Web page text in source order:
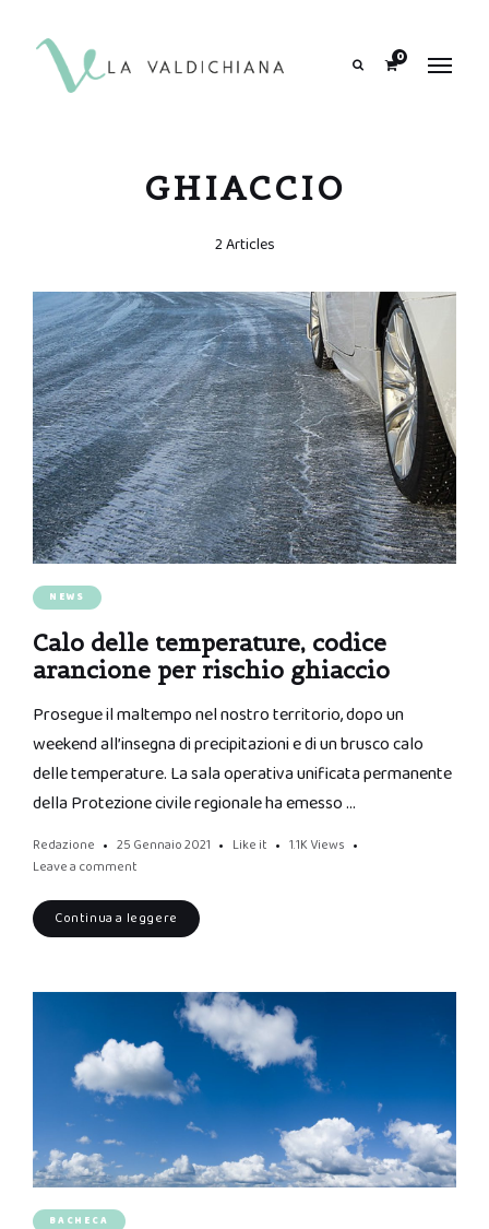
0
GHIACCIO
2 Articles
NEWS
Calo delle temperature, codice
arancione per rischio ghiaccio
Prosegue il maltempo nel nostro territorio, dopo un
weekend all’insegna di precipitazioni e di un brusco calo
delle temperature. La sala operativa unificata permanente
della Protezione civile regionale ha emesso …
Redazione 25 Gennaio 2021 Like it 1.1K Views
Leave a comment
Continua a leggere
BACHECA